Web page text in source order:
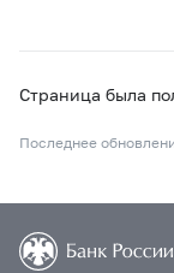
Страница была
Последнее